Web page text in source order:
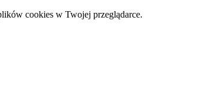
cookies w Twojej przeglądarce.